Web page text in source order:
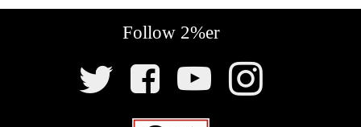
Follow 2%er